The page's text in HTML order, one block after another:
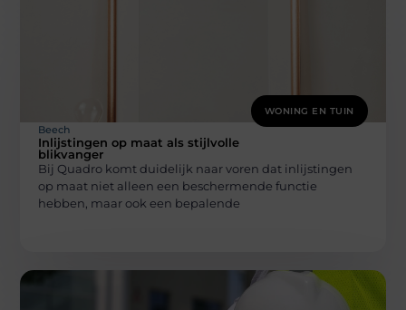
WONING EN TUIN
Beech
Inlijstingen op maat als stijlvolle
blikvanger
Bij Quadro komt duidelijk naar voren dat inlijstingen
op maat niet alleen een beschermende functie
hebben, maar ook een bepalende